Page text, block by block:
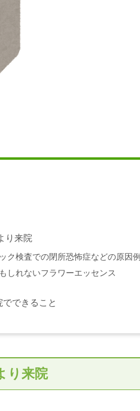
り来院
ク検査での閉所恐怖症などの原因例
しれないフラワーエッセンス
できること
り来院